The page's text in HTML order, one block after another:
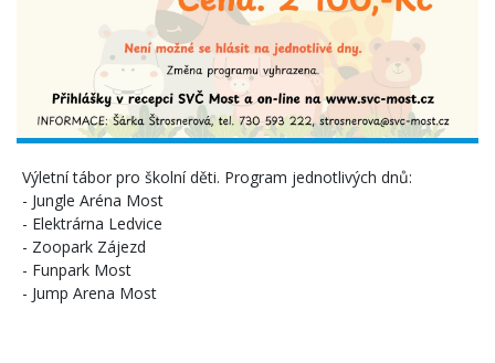
Výletní tábor pro školní děti. Program jednotlivých dnů:
- Jungle Aréna Most
- Elektrárna Ledvice
- Zoopark Zájezd
- Funpark Most
- Jump Arena Most